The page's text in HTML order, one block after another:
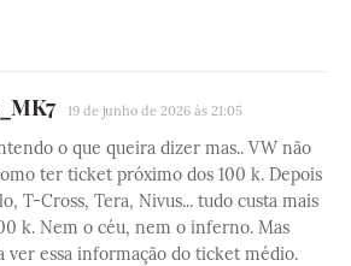
19 de junho de 2026 às 21:05
o que queira dizer mas.. VW não
ter ticket próximo dos 100 k. Depois
T-Cross, Tera, Nivus... tudo custa mais
k. Nem o céu, nem o inferno. Mas
ver essa informação do ticket médio.